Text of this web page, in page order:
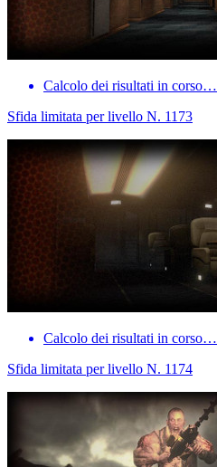
Calcolo dei risultati in corso…
Sfida limitata per livello N. 1173
Calcolo dei risultati in corso…
Sfida limitata per livello N. 1174